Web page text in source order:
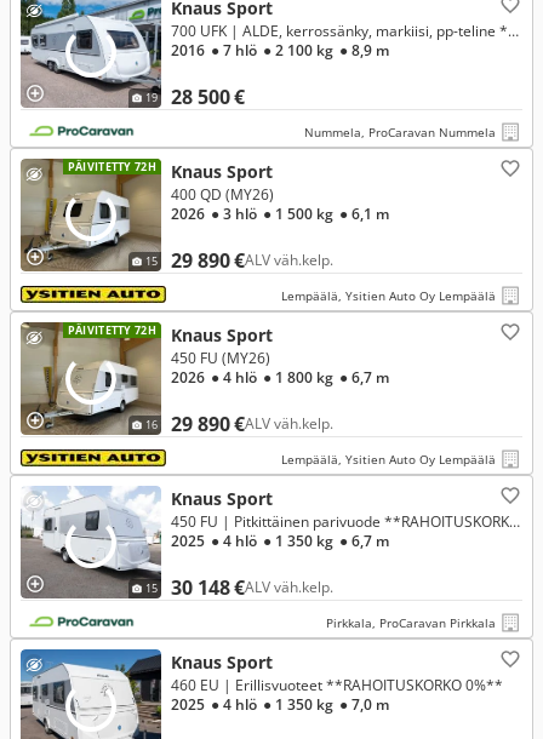
19
Knaus Sport
28 500 €
700 UFK | ALDE, kerrossänky, markiisi, pp-teline **RAHOITUSKORKO ALK. 1,99%**
2016 ● 7 hlö ● 2 100 kg ● 8,9 m
Nummela, ProCaravan Nummela
PÄIVITETTY 72H
15
Knaus Sport
29 890 €ALV väh.kelp.
400 QD (MY26)
2026 ● 3 hlö ● 1 500 kg ● 6,1 m
Lempäälä, Ysitien Auto Oy Lempäälä
PÄIVITETTY 72H
16
Knaus Sport
29 890 €ALV väh.kelp.
450 FU (MY26)
2026 ● 4 hlö ● 1 800 kg ● 6,7 m
Lempäälä, Ysitien Auto Oy Lempäälä
15
Knaus Sport
30 148 €ALV väh.kelp.
450 FU | Pitkittäinen parivuode **RAHOITUSKORKO 0%**
2025 ● 4 hlö ● 1 350 kg ● 6,7 m
Pirkkala, ProCaravan Pirkkala
Knaus Sport
460 EU | Erillisvuoteet **RAHOITUSKORKO 0%**
2025 ● 4 hlö ● 1 350 kg ● 7,0 m